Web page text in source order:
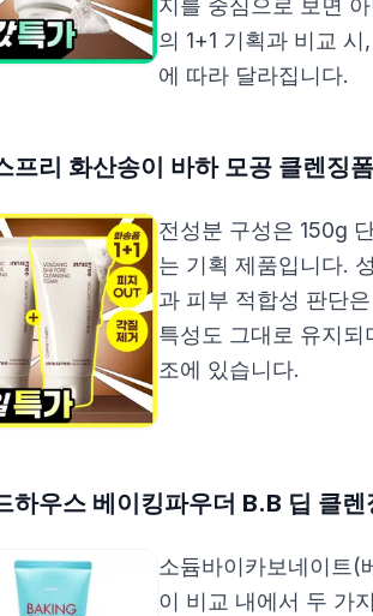
지를 중심으로 보면
의 1+1 기획과 비교
에 따라 달라집니다.
프리 화산송이 바하 모공 클렌징
전성분 구성은 150g
는 기획 제품입니다.
과 피부 적합성 판단
특성도 그대로 유지
조에 있습니다.
하우스 베이킹파우더 B.B 딥 클
소듐바이카보네이트(
이 비교 내에서 두 가